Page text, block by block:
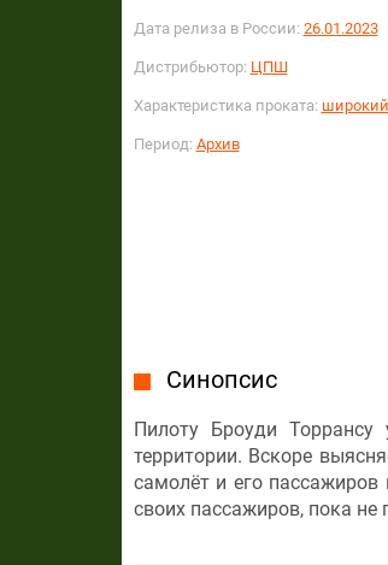
Дата релиза в России: 26.01.2023
Дистрибьютор: ЦПШ
Характеристика проката: широкий
Период: Архив
Синопсис
Пилоту Броуди
территории. Вскоре
самолёт и его
своих пассажиров, пока